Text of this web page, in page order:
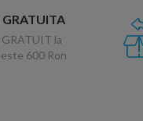
GRATUITA
la
600 Ron